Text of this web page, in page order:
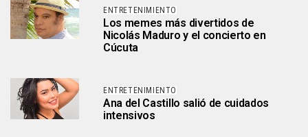
ENTRETENIMIENTO
Los memes más divertidos de
Nicolás Maduro y el concierto en
Cúcuta
ENTRETENIMIENTO
Ana del Castillo salió de cuidados
intensivos